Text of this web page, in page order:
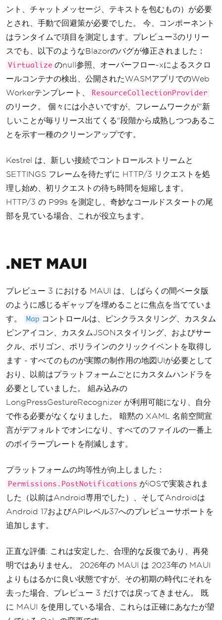
ント、チャットメッセージ、テキストを包むもの）が必要
とされ、手動で回避策が必要でした。 今、コンポーネント
はランタイムで項目を測定します。プレビュー3のリリー
スでも、以下のようなBlazorのバグが修正されました：
Virtualize のnull参照、オーバーフロー-xによるスクロ
ールコンテナの検出、公開されたWASMアプリでのWeb
Workerテンプレート、
ResourceCollectionProvider
のリーク。 個々には小さいですが、フレームワークが"新
しいことが毎リリース出てくる"段階から成熟しつつあるこ
とを示す一種のクリーンアップです。
Kestrel は、新しい接続でコントロールストリームと
SETTINGS フレームを待たずに HTTP/3 リクエストを処
理し始め、初リクエストの待ち時間を短縮します。
HTTP/3 の P99s を測定し、奇妙なコールドスタートの尾
部を見ている場合、これが役立ちます。
.NET MAUI
プレビュー 3 における MAUI は、しばらくの間ベータ版
のように感じるギャップを埋めることに焦点を当てていま
す。
Map コントロールは、ピンクラスタリング、カスタム
ピンアイコン、カスタムJSONスタイリング、およびサー
クル、ポリゴン、ポリラインのクリックイベントを取得し
ます - すべてのものが実際の制作用の地図UIが必要として
おり、以前はプラットフォームごとにカスタムハンドラを
必要としていました。 組み込みの
LongPressGestureRecognizer が利用可能になり、自分
で作る必要がなくなりました。 暗黙の XAML 名前空間宣
言がデフォルトでオンになり、すべてのファイルの一番上
のボイラープレートを削減します。
プラットフォームの均等性が向上しました：
Permissions.PostNotifications がiOSで実装されま
した（以前はAndroid専用でした）、そしてAndroidは
Android 17およびAPIレベル37へのプレビューサポートを
追加します。
正直な評価: これは安定した、合理的な反復であり、再発
明ではありません。 2026年の MAUI は 2023年の MAUI
よりもはるかに良い状態ですが、その初期の時代にそれを
去った場合、プレビュー 3 だけでは戻ってきません。 既
に MAUI を使用している場合、これらは正確にあなたが望